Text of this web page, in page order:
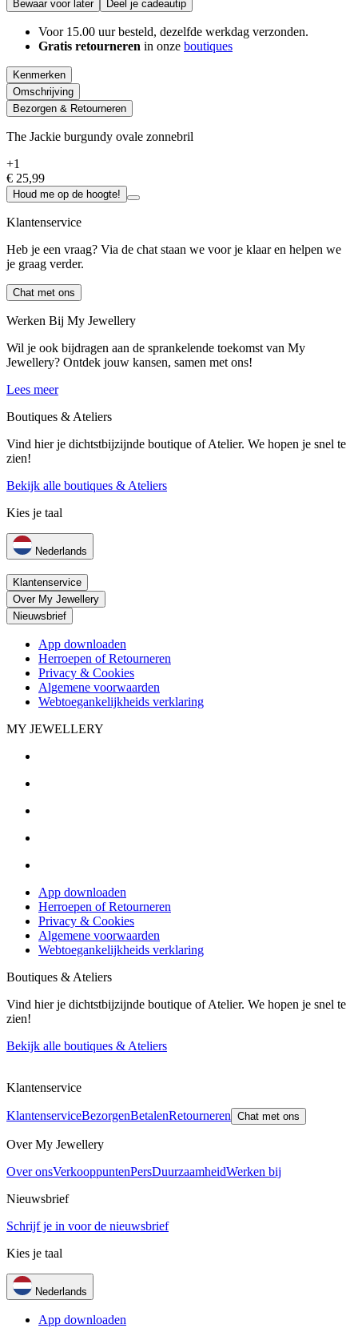
Bewaar voor later
Deel je cadeautip
Voor 15.00 uur besteld, dezelfde werkdag verzonden.
Gratis retourneren in onze boutiques
Kenmerken
Omschrijving
Bezorgen & Retourneren
The Jackie burgundy ovale zonnebril
+1
€ 25,99
Houd me op de hoogte!
Klantenservice
Heb je een vraag? Via de chat staan we voor je klaar en helpen we
je graag verder.
Chat met ons
Werken Bij My Jewellery
Wil je ook bijdragen aan de sprankelende toekomst van My
Jewellery? Ontdek jouw kansen, samen met ons!
Lees meer
Boutiques & Ateliers
Vind hier je dichtstbijzijnde boutique of Atelier. We hopen je snel te
zien!
Bekijk alle boutiques & Ateliers
Kies je taal
Nederlands
Klantenservice
Over My Jewellery
Nieuwsbrief
App downloaden
Herroepen of Retourneren
Privacy & Cookies
Algemene voorwaarden
Webtoegankelijkheids verklaring
MY JEWELLERY
App downloaden
Herroepen of Retourneren
Privacy & Cookies
Algemene voorwaarden
Webtoegankelijkheids verklaring
Boutiques & Ateliers
Vind hier je dichtstbijzijnde boutique of Atelier. We hopen je snel te
zien!
Bekijk alle boutiques & Ateliers
Klantenservice
KlantenserviceBezorgenBetalenRetourneren Chat met ons
Over My Jewellery
Over onsVerkooppuntenPersDuurzaamheidWerken bij
Nieuwsbrief
Schrijf je in voor de nieuwsbrief
Kies je taal
Nederlands
App downloaden